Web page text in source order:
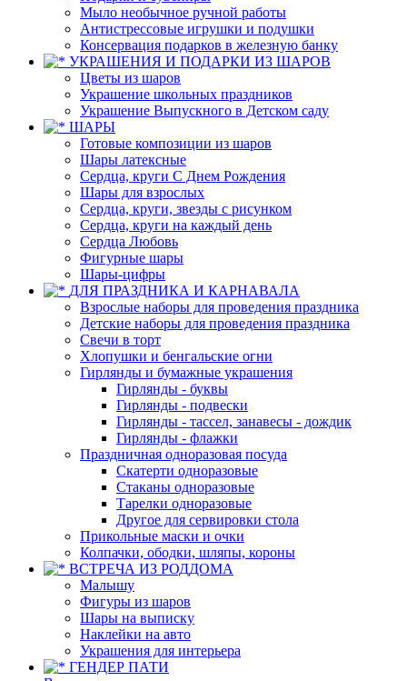
Мыло необычное ручной работы
Антистрессовые игрушки и подушки
Консервация подарков в железную банку
УКРАШЕНИЯ И ПОДАРКИ ИЗ ШАРОВ
Цветы из шаров
Украшение школьных праздников
Украшение Выпускного в Детском саду
ШАРЫ
Готовые композиции из шаров
Шары латексные
Сердца, круги С Днем Рождения
Шары для взрослых
Сердца, круги, звезды с рисунком
Сердца, круги на каждый день
Сердца Любовь
Фигурные шары
Шары-цифры
ДЛЯ ПРАЗДНИКА И КАРНАВАЛА
Взрослые наборы для проведения праздника
Детские наборы для проведения праздника
Свечи в торт
Хлопушки и бенгальские огни
Гирлянды и бумажные украшения
Гирлянды - буквы
Гирлянды - подвески
Гирлянды - тассел, занавесы - дождик
Гирлянды - флажки
Праздничная одноразовая посуда
Скатерти одноразовые
Стаканы одноразовые
Тарелки одноразовые
Другое для сервировки стола
Прикольные маски и очки
Колпачки, ободки, шляпы, короны
ВСТРЕЧА ИЗ РОДДОМА
Малышу
Фигуры из шаров
Шары на выписку
Наклейки на авто
Украшения для интерьера
ГЕНДЕР ПАТИ